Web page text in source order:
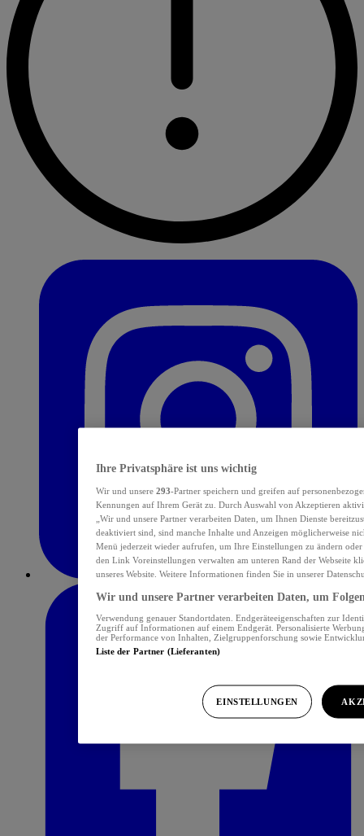
Ihre Privatsphäre ist uns wichtig
Wir und unsere 293-Partner speichern und greifen auf
Kennungen auf Ihrem Gerät zu. Durch Auswahl von Akzeptieren
„Wir und unsere Partner verarbeiten Daten, um Ihnen Dienste
deaktiviert sind, sind manche Inhalte und Anzeigen möglicherweise
Menü jederzeit wieder aufrufen, um Ihre Einstellungen zu ändern
den Link Voreinstellungen verwalten am unteren Rand der Webseite
unseres Website. Weitere Informationen finden Sie in unserer
Wir und unsere Partner verarbeiten Daten, um
Verwendung genauer Standortdaten. Endgeräteeigenschaften zur
Zugriff auf Informationen auf einem Endgerät. Personalisierte
der Performance von Inhalten, Zielgruppenforschung sowie
Liste der Partner (Lieferanten)
EINSTELLUNGEN